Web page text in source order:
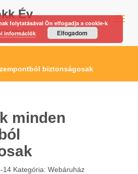
Év
biztonságosak
minden
14 Kategória: Webáruház
folytatásával Ön elfogadja a cookie-k
információk Elfogadom